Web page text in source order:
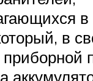
в
приборной